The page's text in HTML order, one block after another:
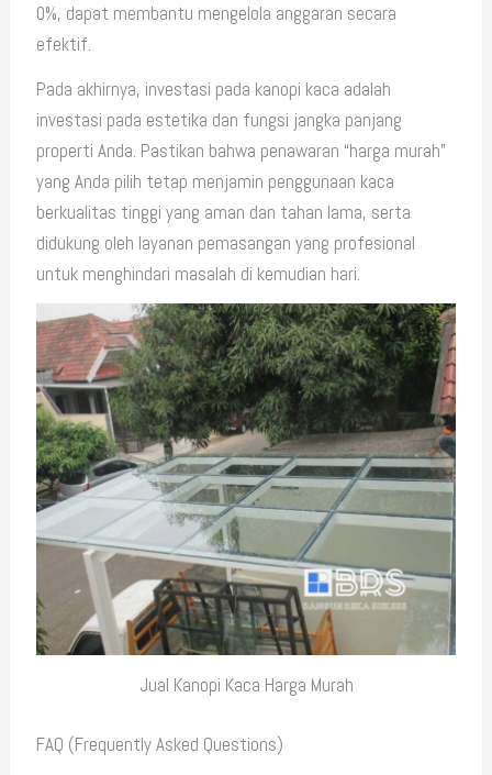
0%, dapat membantu mengelola anggaran secara
efektif.
Pada akhirnya, investasi pada kanopi kaca adalah
investasi pada estetika dan fungsi jangka panjang
properti Anda. Pastikan bahwa penawaran “harga murah”
yang Anda pilih tetap menjamin penggunaan kaca
berkualitas tinggi yang aman dan tahan lama, serta
didukung oleh layanan pemasangan yang profesional
untuk menghindari masalah di kemudian hari.
Jual Kanopi Kaca Harga Murah
FAQ (Frequently Asked Questions)